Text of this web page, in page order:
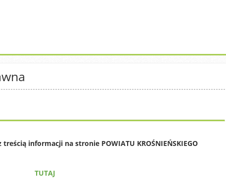
informacji na stronie POWIATU KROŚNIEŃSKIEGO
TUTAJ